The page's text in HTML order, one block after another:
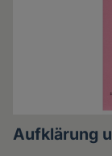
Aufklärung